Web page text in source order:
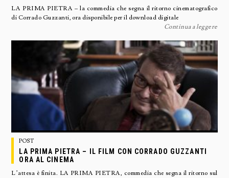
LA PRIMA PIETRA – la commedia che segna il ritorno cinematografico
di Corrado Guzzanti, ora disponibile per il download digitale
Continua a leggere
POST
LA PRIMA PIETRA – IL FILM CON CORRADO GUZZANTI
ORA AL CINEMA
L’attesa è finita. LA PRIMA PIETRA, commedia che segna il ritorno sul